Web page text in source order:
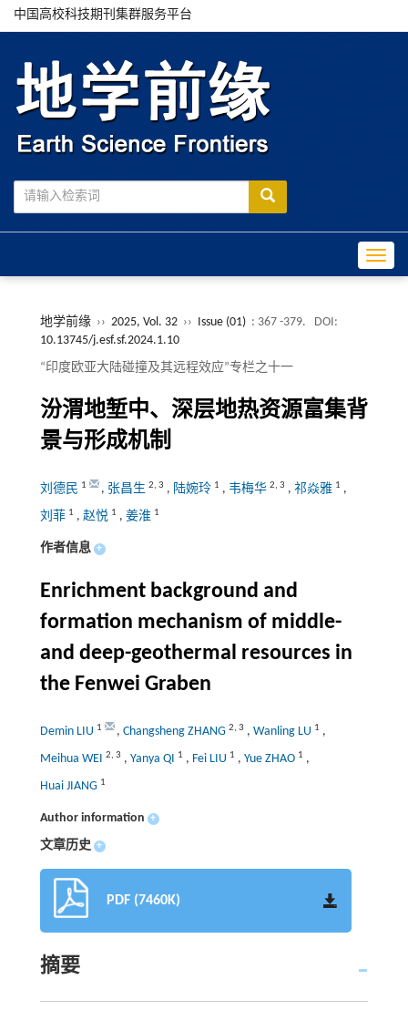
中国高校科技期刊集群服务平台
地学前缘 ›› 2025, Vol. 32 ›› Issue (01) : 367 -379.
DOI:
10.13745/j.esf.sf.2024.1.10
“印度欧亚大陆碰撞及其远程效应”专栏之十一
汾渭地堑中、深层地热资源富集背
景与形成机制
刘德民 1 , 张昌生 2, 3 , 陆婉玲 1 , 韦梅华 2, 3 , 祁焱雅 1 ,
刘菲 1 , 赵悦 1 , 姜淮 1
作者信息 +
Enrichment background and
formation mechanism of middle-
and deep-geothermal resources in
the Fenwei Graben
Demin LIU 1 , Changsheng ZHANG 2, 3 , Wanling LU 1 ,
Meihua WEI 2, 3 , Yanya QI 1 , Fei LIU 1 , Yue ZHAO 1 ,
Huai JIANG 1
Author information +
文章历史 +
PDF (7460K)
摘要